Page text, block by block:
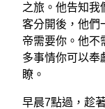
之旅。他告知我
客分開後，他們
帝需要你。他不
多事情你可以奉
瞭。
早晨7點過，趁